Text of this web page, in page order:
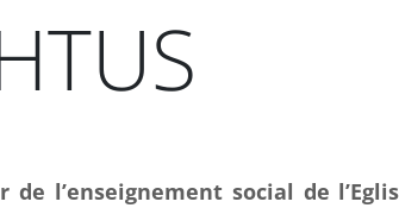
l’enseignement social de